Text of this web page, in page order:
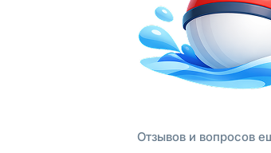
Отзывов и вопросов